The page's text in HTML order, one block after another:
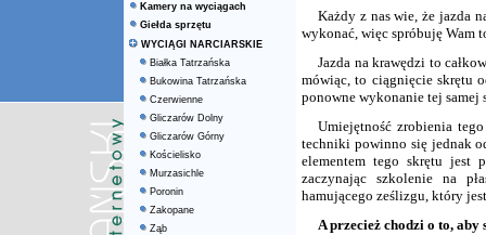
Kamery na wyciągach
Giełda sprzętu
WYCIĄGI NARCIARSKIE
Białka Tatrzańska
Bukowina Tatrzańska
Czerwienne
Gliczarów Dolny
Gliczarów Górny
Kościelisko
Murzasichle
Poronin
Zakopane
Ząb
Każdy z nas wie, że jazda
wykonać, więc spróbuję Wam
Jazda na krawędzi to
mówiąc, to ciągnięcie skrętu
ponowne wykonanie tej samej
Umiejętność zrobienia
techniki powinno się jednak
elementem tego skrętu jest
zaczynając szkolenie na
hamującego ześlizgu, który
A przecież chodzi o to, aby